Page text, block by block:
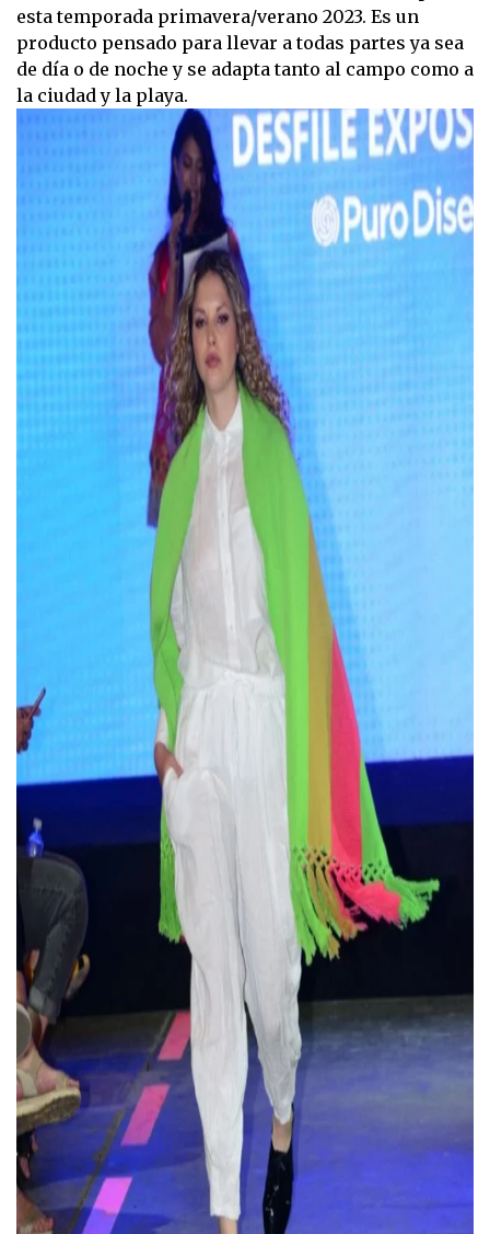
esta temporada primavera/verano 2023. Es un
producto pensado para llevar a todas partes ya sea
de día o de noche y se adapta tanto al campo como a
la ciudad y la playa.